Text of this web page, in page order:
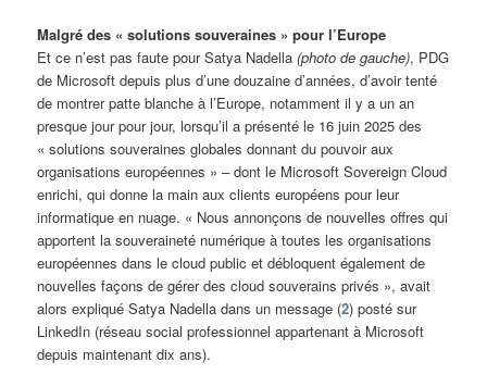
Malgré des « solutions souveraines » pour l’Europe
Et ce n’est pas faute pour Satya Nadella(photo de gauche), PDG
de Microsoft depuis plus d’une douzaine d’années, d’avoir tenté
de montrer patte blanche à l’Europe, notamment il y a un an
presque jour pour jour, lorsqu’il a présenté le 16 juin 2025 des
« solutions souveraines globales donnant du pouvoir aux
organisations européennes » – dont le Microsoft Sovereign Cloud
enrichi, qui donne la main aux clients européens pour leur
informatique en nuage. « Nous annonçons de nouvelles offres qui
apportent la souveraineté numérique à toutes les organisations
européennes dans le cloud public et débloquent également de
nouvelles façons de gérer des cloud souverains privés », avait
alors expliqué Satya Nadella dans un message (2) posté sur
LinkedIn (réseau social professionnel appartenant à Microsoft
depuis maintenant dix ans).